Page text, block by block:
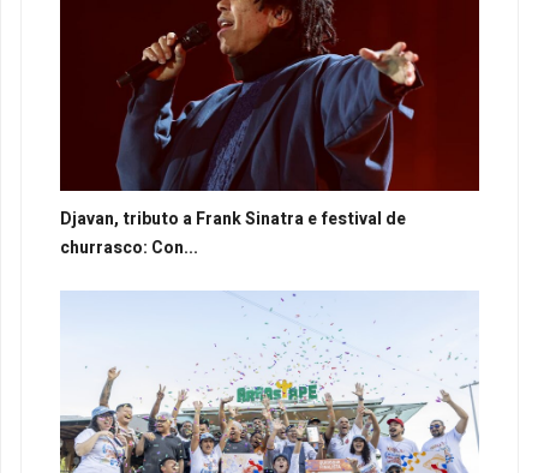
Djavan, tributo a Frank Sinatra e festival de
churrasco: Con...